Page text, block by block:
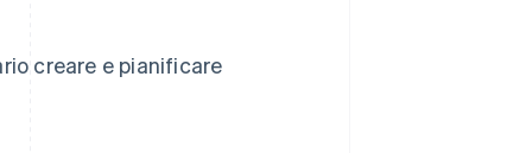
creare e pianificare